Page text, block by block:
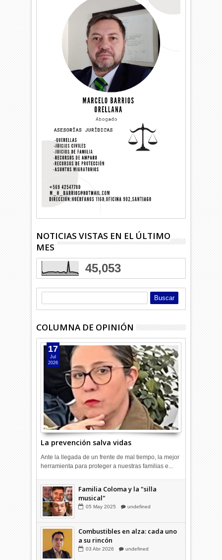
NOTICIAS VISTAS EN EL ÚLTIMO
MES
45,053
COLUMNA DE OPINIÓN
La prevención salva vidas
17
Jul
2026
Ante la llegada de un frente de mal tiempo, la mejor
herramienta para proteger a nuestras familias e...
Combustibles en alza: cada uno
a su rincón
03 Abr 2026 undefined
Familia Coloma y la "silla
musical"
05 May 2025 undefined
Combustibles en alza: cada uno
a su rincón
03 Abr 2026 undefined